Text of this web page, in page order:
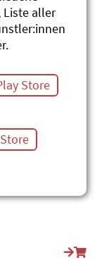
aller
Store